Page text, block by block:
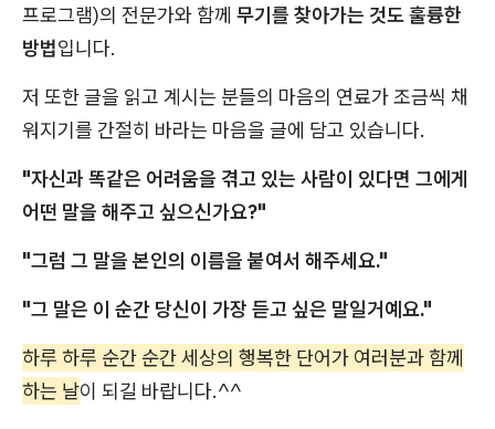
프로그램)의 전문가와 함께 무기를 찾아가는 것도 훌륭한
방법입니다.
저 또한 글을 읽고 계시는 분들의 마음의 연료가 조금씩 채
워지기를 간절히 바라는 마음을 글에 담고 있습니다.
"자신과 똑같은 어려움을 겪고 있는 사람이 있다면 그에게
어떤 말을 해주고 싶으신가요?"
"그럼 그 말을 본인의 이름을 붙여서 해주세요."
"그 말은 이 순간 당신이 가장 듣고 싶은 말일거예요."
하루 하루 순간 순간 세상의 행복한 단어가 여러분과 함께
하는 날이 되길 바랍니다.^^